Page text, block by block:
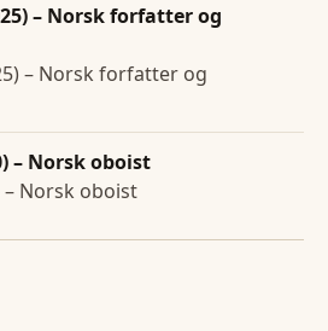
– Norsk forfatter og
– Norsk forfatter og
– Norsk oboist
– Norsk oboist